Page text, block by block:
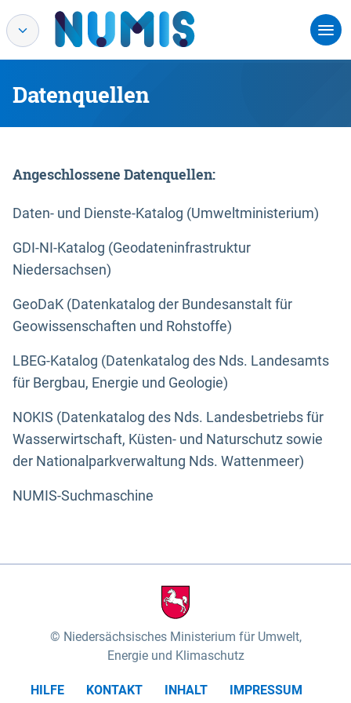
Datenquellen
Angeschlossene Datenquellen:
Daten- und Dienste-Katalog (Umweltministerium)
GDI-NI-Katalog (Geodateninfrastruktur
Niedersachsen)
GeoDaK (Datenkatalog der Bundesanstalt für
Geowissenschaften und Rohstoffe)
LBEG-Katalog (Datenkatalog des Nds. Landesamts
für Bergbau, Energie und Geologie)
NOKIS (Datenkatalog des Nds. Landesbetriebs für
Wasserwirtschaft, Küsten- und Naturschutz sowie
der Nationalparkverwaltung Nds. Wattenmeer)
NUMIS-Suchmaschine
Niedersächsisches Ministerium für Umwelt,
Energie und Klimaschutz
HILFE KONTAKT INHALT
IMPRESSUM